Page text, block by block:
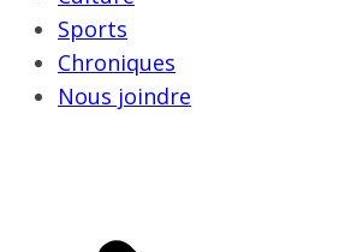
Sports
Chroniques
Nous joindre